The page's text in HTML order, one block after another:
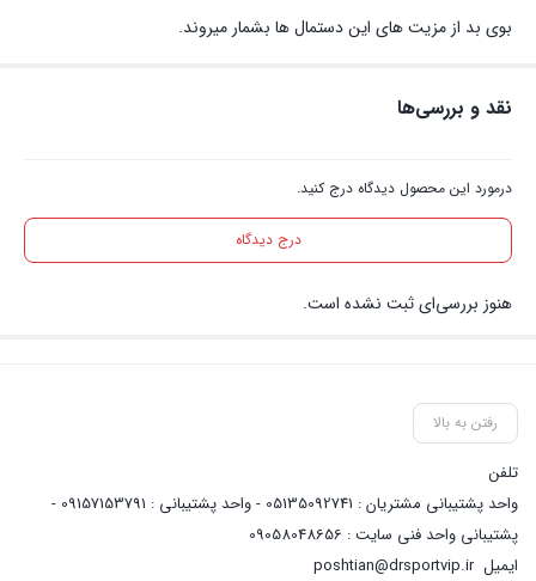
بوی بد از مزیت های این دستمال ها بشمار میروند.
نقد و بررسی‌ها
درمورد این محصول دیدگاه درج کنید.
درج دیدگاه
هنوز بررسی‌ای ثبت نشده است.
رفتن به بالا
تلفن
واحد پشتیبانی مشتریان : 05135092741 - واحد پشتیبانی : 09157153791 -
پشتیبانی واحد فنی سایت : 09058048656
ایمیلposhtian@drsportvip.ir